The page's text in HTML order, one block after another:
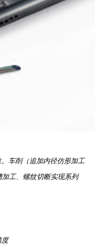
车削（追加内径仿形加工
工、螺纹切断实现系列
度